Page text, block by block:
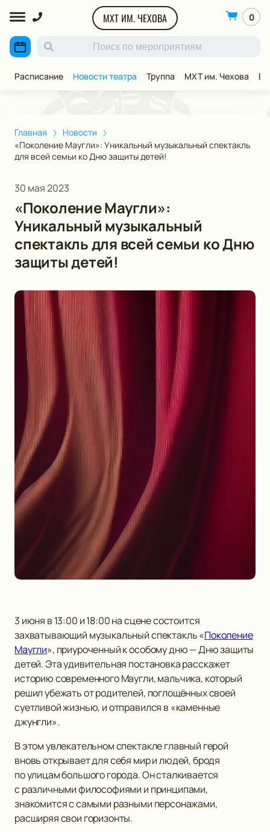
МХТ ИМ. ЧЕХОВА 0
Расписание Новости театра Труппа МХТ им. Чехова
Главная
Новости
«Поколение Маугли»: Уникальный музыкальный спектакль
для всей семьи ко Дню защиты детей!
30 мая 2023
«Поколение Маугли»:
Уникальный музыкальный
спектакль для всей семьи ко Дню
защиты детей!
3 июня в 13:00 и 18:00 на сцене состоится
захватывающий музыкальный спектакль «Поколение
Маугли», приуроченный к особому дню — Дню защиты
детей. Эта удивительная постановка расскажет
историю современного Маугли, мальчика, который
решил убежать от родителей, поглощённых своей
суетливой жизнью, и отправился в «каменные
джунгли».
В этом увлекательном спектакле главный герой
вновь открывает для себя мир и людей, бродя
по улицам большого города. Он сталкивается
с различными философиями и принципами,
знакомится с самыми разными персонажами,
расширяя свои горизонты.